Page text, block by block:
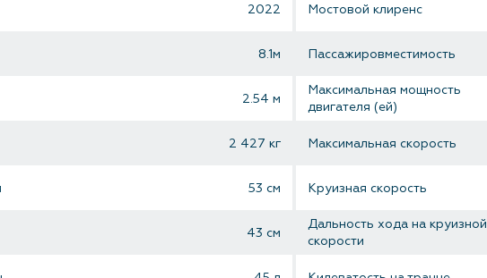
2022
8.1м
2.54 м
2 427 кг
53 см
43 см
Мостовой клиренс
Пассажировместимость
Максимальная мощность
двигателя (ей)
Максимальная скорость
Круизная скорость
Дальность хода на круизной
скорости